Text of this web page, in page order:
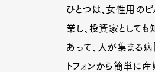
ひとつは、女性用の
業し、投資家として
あって、人が集まる
トフォンから簡単に